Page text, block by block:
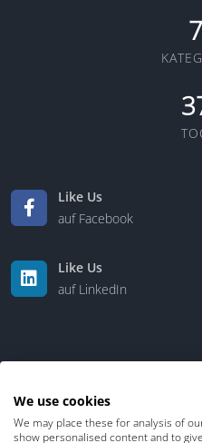
Like Us
auf Facebook
Like Us
auf LinkedIn
We use cookies
We may place these for analysis of
show personalised content and to